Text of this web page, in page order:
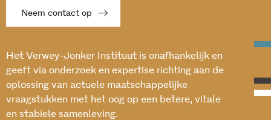
Neem contact op
Het Verwey-Jonker Instituut is onafhankelijk en
geeft via onderzoek en expertise richting aan de
oplossing van actuele maatschappelijke
vraagstukken met het oog op een betere, vitale
en stabiele samenleving.